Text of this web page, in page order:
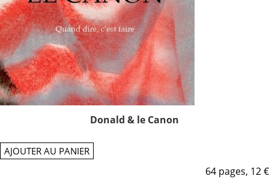
Donald & le Canon
AJOUTER AU PANIER
64 pages, 12 €